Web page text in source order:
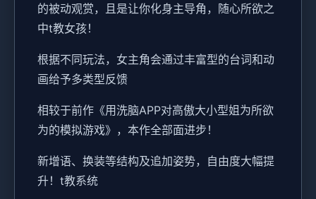
的被动观赏，且是让你化身主导角，随心所欲之
中t教女孩！
根据不同玩法，女主角会通过丰富型的台词和动
画给予多类型反馈
相较于前作《用洗脑APP对高傲大小型姐为所欲
为的模拟游戏》，本作全部面进步！
新增语、换装等结构及追加姿势，自由度大幅提
升！t教系统